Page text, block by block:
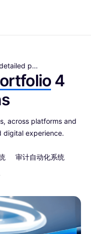
p…
4
across platforms and
digital experience.
审计自动化系统